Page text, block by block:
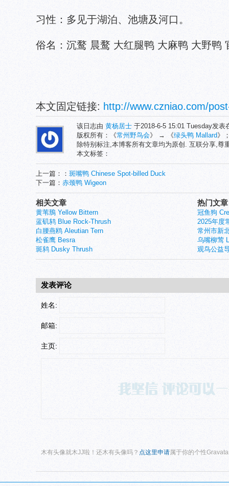
习性：多见于湖泊、池塘及河口。
俗名：沉鹜 晨鹜 大红腿鸭 大麻鸭 大野鸭
本文固定链接: http://www.czniao.com/
该日志由 黄杨居士 于2018-6-5 15:01 Tuesday发表
版权所有：《常州野鸟会》 → 《绿头鸭 Mallard》
除特别标注,本博客所有文章均为原创. 互联分享,尊
本文标签：
上一篇：： 斑嘴鸭 Chinese Spot-billed Duck
下一篇： 赤颈鸭 Wigeon
热门文章
冠鱼狗
2025年度
常州市新
乌嘴柳莺
观鸟公益
相关文章
黄苇鳽 Yellow Bittern
蓝矶鸫 Blue Rock-Thrush
白腰燕鸥 Aleutian Tern
松雀鹰 Besra
斑鸫 Dusky Thrush
发表评论
姓名:
邮箱:
主页:
木有头像就木JJ啦！还木有头像吗？ 点这里申请 属于你的个性